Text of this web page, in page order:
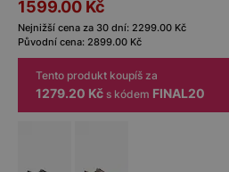
1599.00 Kč
Nejnižší cena za 30 dní: 2299.00 Kč
Původní cena: 2899.00 Kč
Tento produkt koupíš za
1279.20 Kč s kódem FINAL20